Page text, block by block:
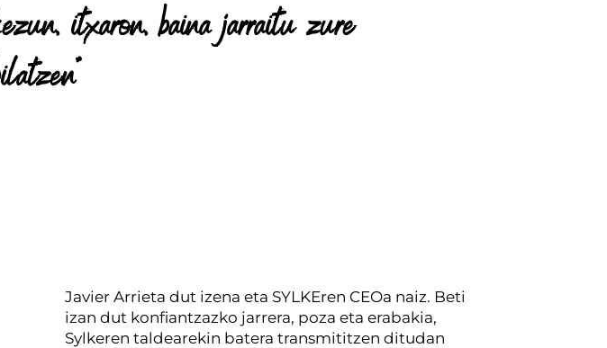
itxaron, baina jarraitu zure
Javier Arrieta dut izena eta SYLKEren CEOa naiz. Beti
izan dut konfiantzazko jarrera, poza eta erabakia,
Sylkeren taldearekin batera transmititzen ditudan